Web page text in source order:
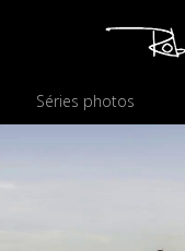
Séries photos